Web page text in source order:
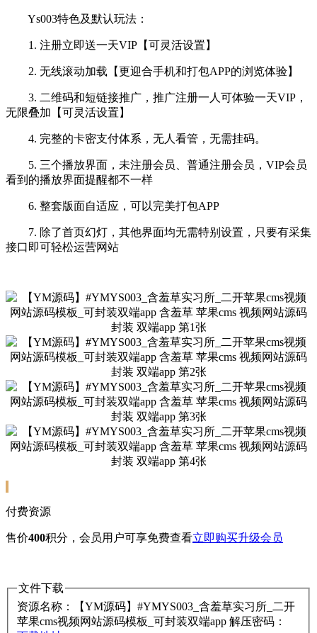
Ys003特色及默认玩法：
1. 注册立即送一天VIP【可灵活设置】
2. 无线滚动加载【更迎合手机和打包APP的浏览体验】
3. 二维码和短链接推广，推广注册一人可体验一天VIP，
无限叠加【可灵活设置】
4. 完整的卡密支付体系，无人看管，无需挂码。
5. 三个播放界面，未注册会员、普通注册会员，VIP会员
看到的播放界面提醒都不一样
6. 整套版面自适应，可以完美打包APP
7. 除了首页幻灯，其他界面均无需特别设置，只要有采集
接口即可轻松运营网站
付费资源
售价400积分 ，会员用户可享免费查看立即购买升级会员
文件下载
资源名称：【YM源码】#YMYS003_含羞草实习所_二开
苹果cms视频网站源码模板_可封装双端app 解压密码：